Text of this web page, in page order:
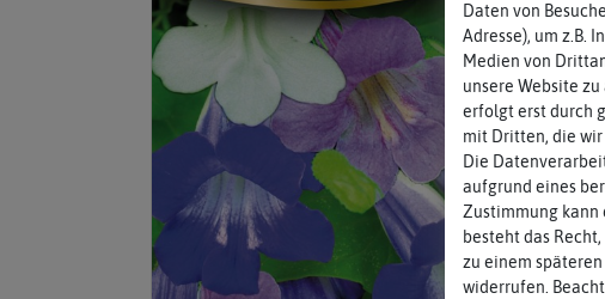
Daten von
Adresse), um z.B.
Medien von
unsere Website
erfolgt erst durch
mit Dritten, die
Die
aufgrund eines
Zustimmung kann
besteht das
zu einem
widerrufen.